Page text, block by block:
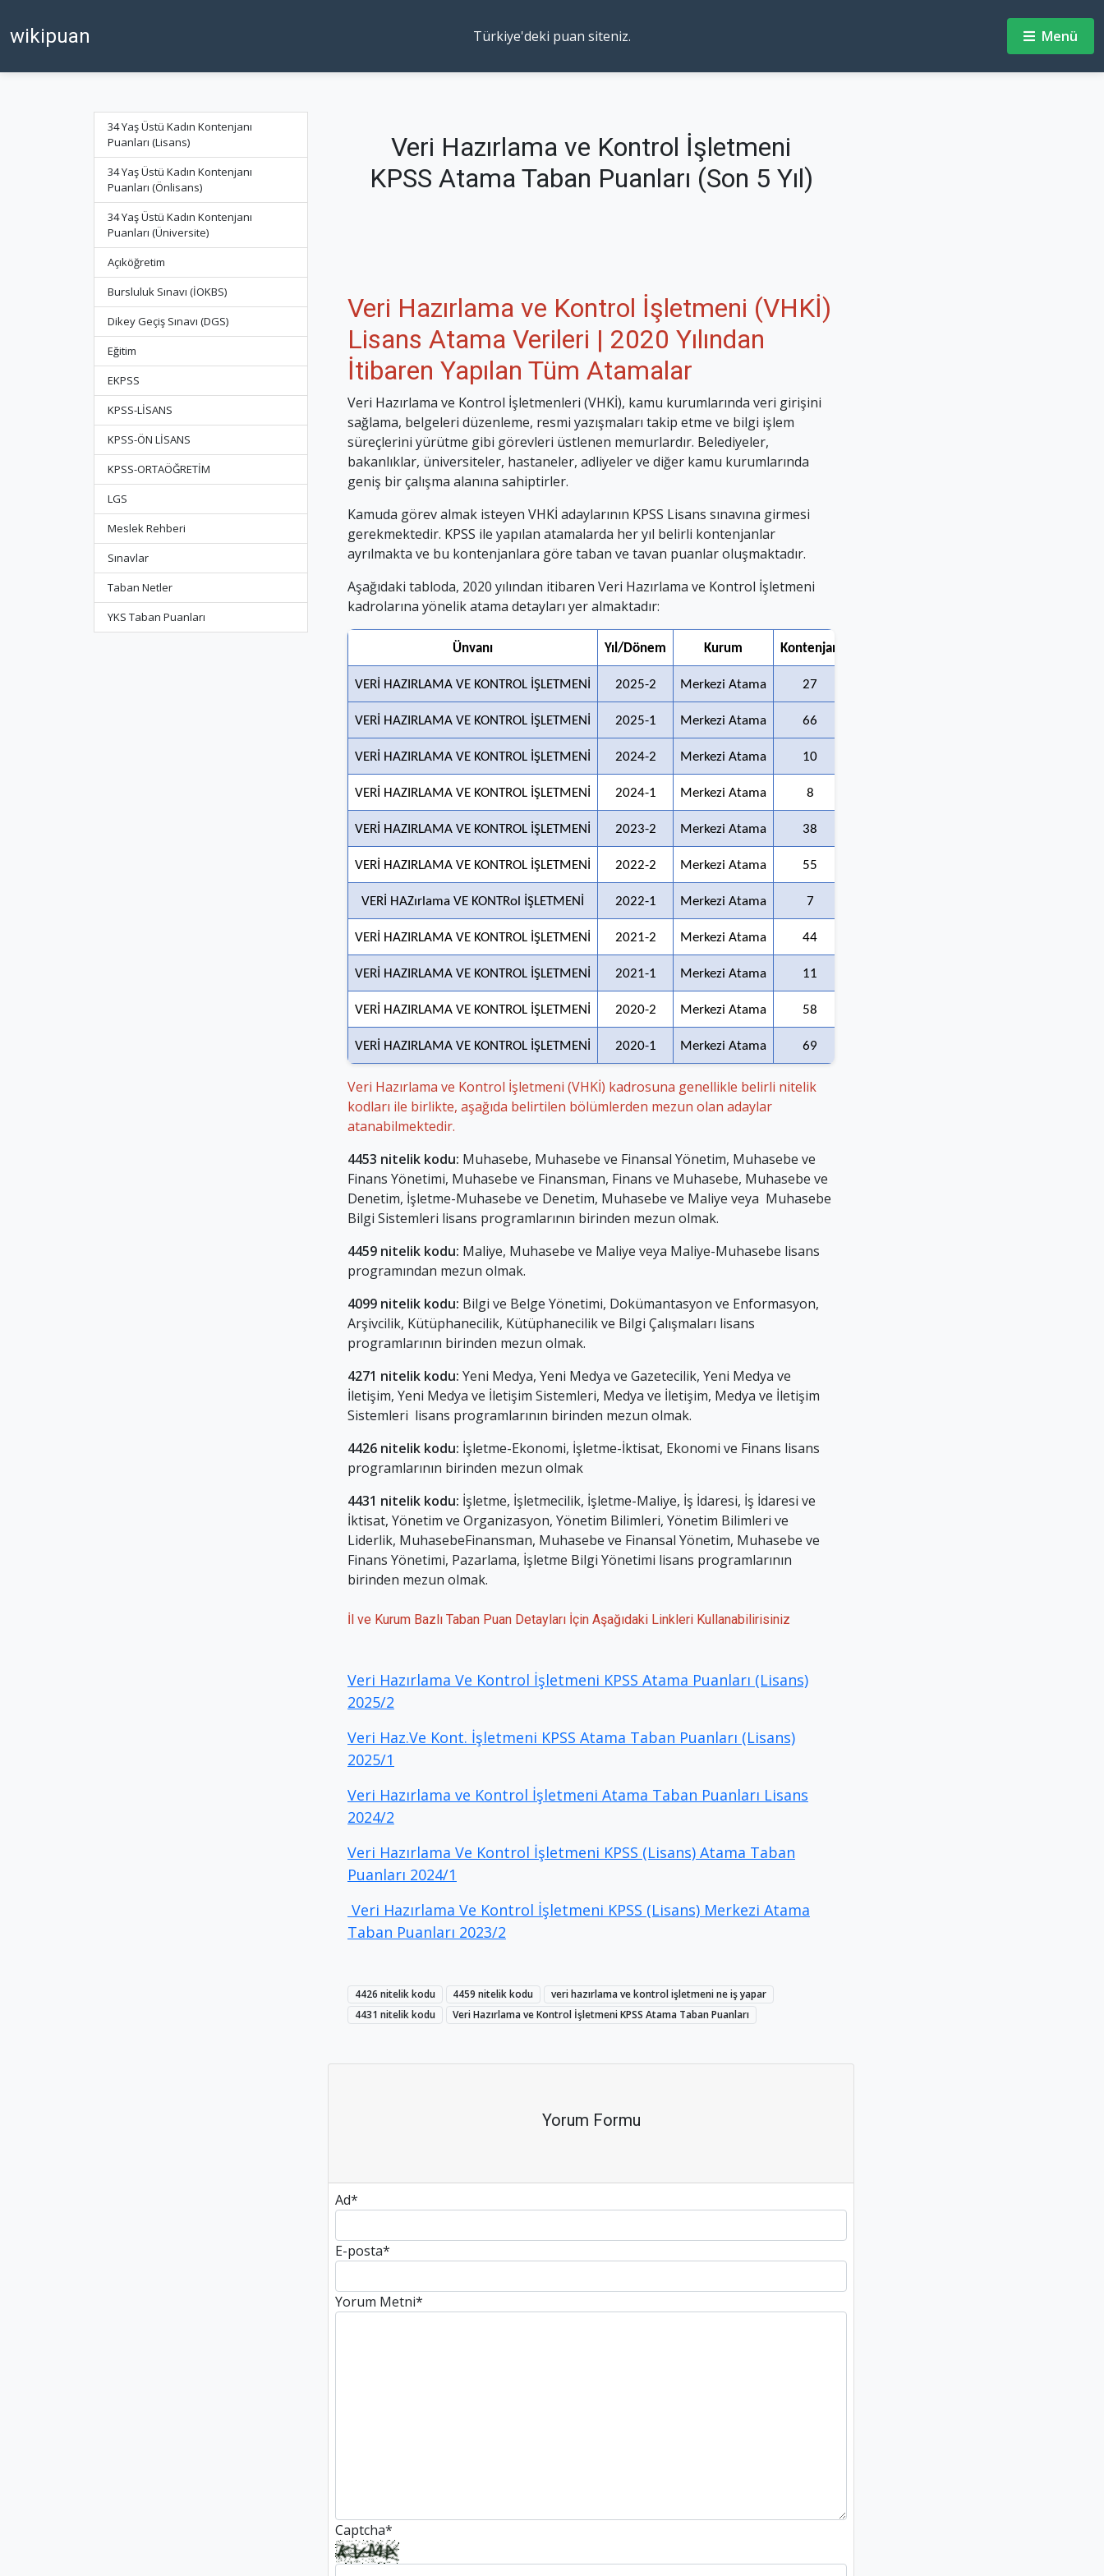
wikipuan Türkiye'deki puan siteniz. Menü
34 Yaş Üstü Kadın Kontenjanı
Puanları (Lisans)
34 Yaş Üstü Kadın Kontenjanı
Puanları (Önlisans)
34 Yaş Üstü Kadın Kontenjanı
Puanları (Üniversite)
Açıköğretim
Bursluluk Sınavı (İOKBS)
Dikey Geçiş Sınavı (DGS)
Eğitim
EKPSS
KPSS-LİSANS
KPSS-ÖN LİSANS
KPSS-ORTAÖĞRETİM
LGS
Meslek Rehberi
Sınavlar
Taban Netler
YKS Taban Puanları
Veri Hazırlama ve Kontrol İşletmeni
KPSS Atama Taban Puanları (Son 5 Yıl)
Veri Hazırlama ve Kontrol İşletmeni (VHKİ)
Lisans Atama Verileri | 2020 Yılından
İtibaren Yapılan Tüm Atamalar
Veri Hazırlama ve Kontrol İşletmenleri (VHKİ), kamu kurumlarında veri girişini
sağlama, belgeleri düzenleme, resmi yazışmaları takip etme ve bilgi işlem
süreçlerini yürütme gibi görevleri üstlenen memurlardır. Belediyeler,
bakanlıklar, üniversiteler, hastaneler, adliyeler ve diğer kamu kurumlarında
geniş bir çalışma alanına sahiptirler.
Kamuda görev almak isteyen VHKİ adaylarının KPSS Lisans sınavına girmesi
gerekmektedir. KPSS ile yapılan atamalarda her yıl belirli kontenjanlar
ayrılmakta ve bu kontenjanlara göre taban ve tavan puanlar oluşmaktadır.
Aşağıdaki tabloda, 2020 yılından itibaren Veri Hazırlama ve Kontrol İşletmeni
kadrolarına yönelik atama detayları yer almaktadır:
Ünvanı Yıl/Dönem Kurum Kontenjan
VERİ HAZIRLAMA VE KONTROL İŞLETMENİ 2025-2 Merkezi Atama 27
VERİ HAZIRLAMA VE KONTROL İŞLETMENİ 2025-1 Merkezi Atama 66
VERİ HAZIRLAMA VE KONTROL İŞLETMENİ 2024-2 Merkezi Atama 10
VERİ HAZIRLAMA VE KONTROL İŞLETMENİ 2024-1 Merkezi Atama 8
VERİ HAZIRLAMA VE KONTROL İŞLETMENİ 2023-2 Merkezi Atama 38
VERİ HAZIRLAMA VE KONTROL İŞLETMENİ 2022-2 Merkezi Atama 55
VERİ HAZırlama VE KONTRol İŞLETMENİ 2022-1 Merkezi Atama 7
VERİ HAZIRLAMA VE KONTROL İŞLETMENİ 2021-2 Merkezi Atama 44
VERİ HAZIRLAMA VE KONTROL İŞLETMENİ 2021-1 Merkezi Atama 11
VERİ HAZIRLAMA VE KONTROL İŞLETMENİ 2020-2 Merkezi Atama 58
VERİ HAZIRLAMA VE KONTROL İŞLETMENİ 2020-1 Merkezi Atama 69
Veri Hazırlama ve Kontrol İşletmeni (VHKİ) kadrosuna genellikle belirli nitelik
kodları ile birlikte, aşağıda belirtilen bölümlerden mezun olan adaylar
atanabilmektedir.
4453 nitelik kodu: Muhasebe, Muhasebe ve Finansal Yönetim, Muhasebe ve
Finans Yönetimi, Muhasebe ve Finansman, Finans ve Muhasebe, Muhasebe ve
Denetim, İşletme-Muhasebe ve Denetim, Muhasebe ve Maliye veya Muhasebe
Bilgi Sistemleri lisans programlarının birinden mezun olmak.
4459 nitelik kodu: Maliye, Muhasebe ve Maliye veya Maliye-Muhasebe lisans
programından mezun olmak.
4099 nitelik kodu: Bilgi ve Belge Yönetimi, Dokümantasyon ve Enformasyon,
Arşivcilik, Kütüphanecilik, Kütüphanecilik ve Bilgi Çalışmaları lisans
programlarının birinden mezun olmak.
4271 nitelik kodu: Yeni Medya, Yeni Medya ve Gazetecilik, Yeni Medya ve
İletişim, Yeni Medya ve İletişim Sistemleri, Medya ve İletişim, Medya ve İletişim
Sistemleri lisans programlarının birinden mezun olmak.
4426 nitelik kodu: İşletme-Ekonomi, İşletme-İktisat, Ekonomi ve Finans lisans
programlarının birinden mezun olmak
4431 nitelik kodu: İşletme, İşletmecilik, İşletme-Maliye, İş İdaresi, İş İdaresi ve
İktisat, Yönetim ve Organizasyon, Yönetim Bilimleri, Yönetim Bilimleri ve
Liderlik, MuhasebeFinansman, Muhasebe ve Finansal Yönetim, Muhasebe ve
Finans Yönetimi, Pazarlama, İşletme Bilgi Yönetimi lisans programlarının
birinden mezun olmak.
İl ve Kurum Bazlı Taban Puan Detayları İçin Aşağıdaki Linkleri Kullanabilirisiniz
Veri Hazırlama Ve Kontrol İşletmeni KPSS Atama Puanları (Lisans)
2025/2
Veri Haz.Ve Kont. İşletmeni KPSS Atama Taban Puanları (Lisans)
2025/1
Veri Hazırlama ve Kontrol İşletmeni Atama Taban Puanları Lisans
2024/2
Veri Hazırlama Ve Kontrol İşletmeni KPSS (Lisans) Atama Taban
Puanları 2024/1
Veri Hazırlama Ve Kontrol İşletmeni KPSS (Lisans) Merkezi Atama
Taban Puanları 2023/2
4426 nitelik kodu 4459 nitelik kodu
veri hazırlama ve kontrol işletmeni ne iş yapar
4431 nitelik kodu
Veri Hazırlama ve Kontrol İşletmeni KPSS Atama Taban Puanları
Yorum Formu
Ad*
E-posta*
Yorum Metni*
Captcha*